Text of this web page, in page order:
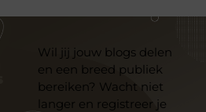
Wil jij jouw blogs delen
en een breed publiek
bereiken? Wacht niet
langer en registreer je